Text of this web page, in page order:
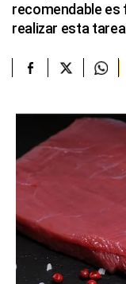
recomendable es
realizar esta